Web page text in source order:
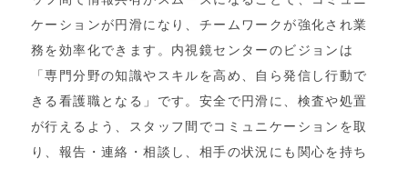
ケーションが円滑になり、チームワークが強化され業
務を効率化できます。内視鏡センターのビジョンは
「専門分野の知識やスキルを高め、自ら発信し行動で
きる看護職となる」です。安全で円滑に、検査や処置
が行えるよう、スタッフ間でコミュニケーションを取
り、報告・連絡・相談し、相手の状況にも関心を持ち